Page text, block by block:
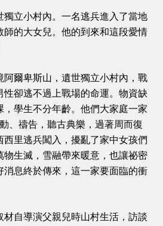
獨立小村內。一名逃兵進入了當地
師的大女兒。他的到來和這段愛情
阿爾卑斯山，遺世獨立小村內，戰
性卻逃不過上戰場的命運。物資缺
，學生不分年齡。他們大家庭一家
、禱告，聽古典樂，過著周而復
西里逃兵闖入，擾亂了家中女孩們
物生滅，雪融帶來暖意，也讓祕密
消息終於傳來，這一家要面臨的衝
材自導演父親兒時山村生活，訪談